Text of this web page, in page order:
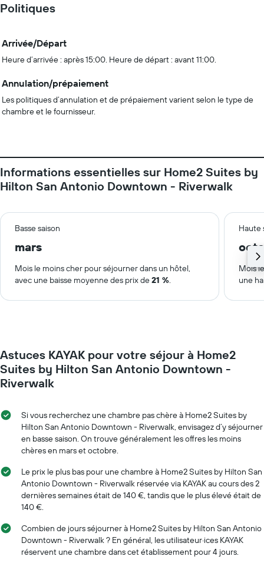
Politiques
Arrivée/Départ
Heure d’arrivée : après 15:00. Heure de départ : avant 11:00.
Annulation/prépaiement
Les politiques d’annulation et de prépaiement varient selon le type de
chambre et le fournisseur.
Informations essentielles sur Home2 Suites by
Hilton San Antonio Downtown - Riverwalk
Basse saison Haute
mars
Mois le moins cher pour séjourner dans un hôtel,
avec une baisse moyenne des prix de21 %.
Mois
une
Astuces KAYAK pour votre séjour à Home2
Suites by Hilton San Antonio Downtown -
Riverwalk
Si vous recherchez une chambre pas chère à Home2 Suites by
Hilton San Antonio Downtown - Riverwalk, envisagez d’y séjourner
en basse saison. On trouve généralement les offres les moins
chères en mars et octobre.
Le prix le plus bas pour une chambre à Home2 Suites by Hilton San
Antonio Downtown - Riverwalk réservée via KAYAK au cours des 2
dernières semaines était de 140 €, tandis que le plus élevé était de
140 €.
Combien de jours séjourner à Home2 Suites by Hilton San Antonio
Downtown - Riverwalk ? En général, les utilisateur·ices KAYAK
réservent une chambre dans cet établissement pour 4 jours.